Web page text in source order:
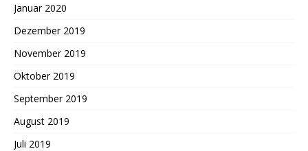
Januar 2020
Dezember 2019
November 2019
Oktober 2019
September 2019
August 2019
Juli 2019